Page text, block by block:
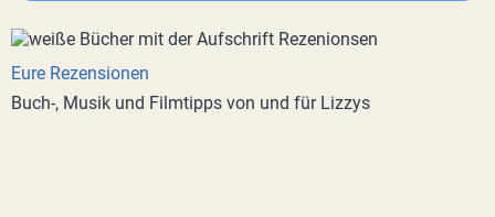
Eure Rezensionen
Buch-, Musik und Filmtipps von und für Lizzys